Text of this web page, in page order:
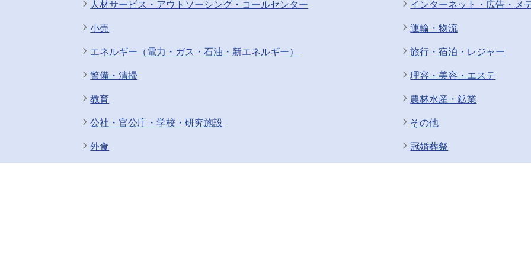
人材サービス・アウトソーシング・コールセンター
インターネット・広告・メ
小売
運輸・物流
エネルギー（電力・ガス・石油・新エネルギー）
旅行・宿泊・レジャー
警備・清掃
理容・美容・エステ
教育
農林水産・鉱業
公社・官公庁・学校・研究施設
その他
外食
冠婚葬祭